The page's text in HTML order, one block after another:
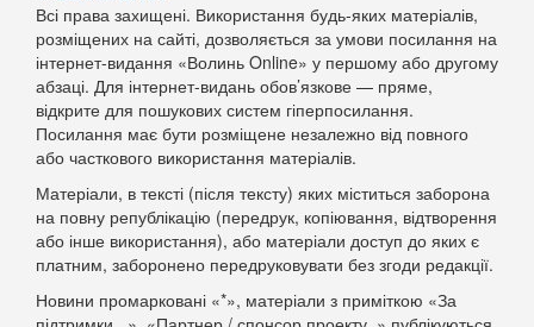
Всі права захищені. Використання будь-яких матеріалів,
розміщених на сайті, дозволяється за умови посилання на
інтернет-видання «Волинь Online» у першому або другому
абзаці. Для інтернет-видань обов’язкове — пряме,
відкрите для пошукових систем гіперпосилання.
Посилання має бути розміщене незалежно від повного
або часткового використання матеріалів.
Матеріали, в тексті (після тексту) яких міститься заборона
на повну републікацію (передрук, копіювання, відтворення
або інше використання), або матеріали доступ до яких є
платним, заборонено передруковувати без згоди редакції.
Новини промарковані «*», матеріали з приміткою «За